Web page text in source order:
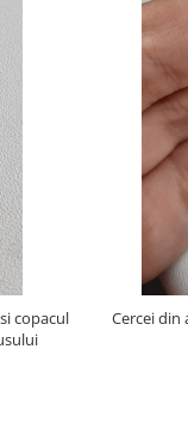
copacul
Cercei din